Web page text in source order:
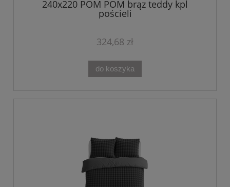
240x220 POM POM brąz teddy kpl
pościeli
324,68 zł
do koszyka